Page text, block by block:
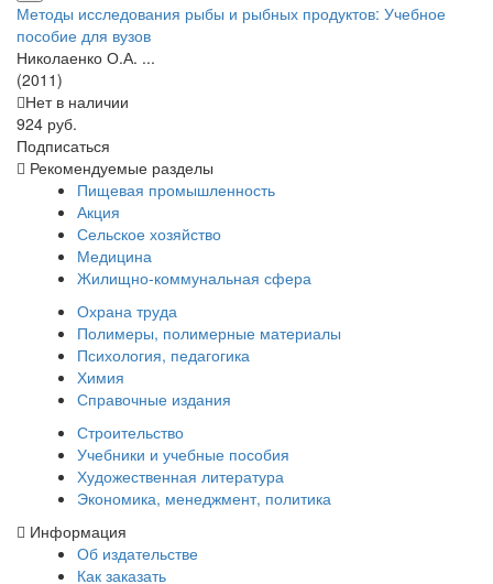
Методы исследования рыбы и рыбных продуктов: Учебное
пособие для вузов
Николаенко О.А. ...
(2011)
Нет в наличии
924 руб.
Подписаться
Рекомендуемые разделы
Пищевая промышленность
Акция
Сельское хозяйство
Медицина
Жилищно-коммунальная сфера
Охрана труда
Полимеры, полимерные материалы
Психология, педагогика
Химия
Справочные издания
Строительство
Учебники и учебные пособия
Художественная литература
Экономика, менеджмент, политика
Информация
Об издательстве
Как заказать